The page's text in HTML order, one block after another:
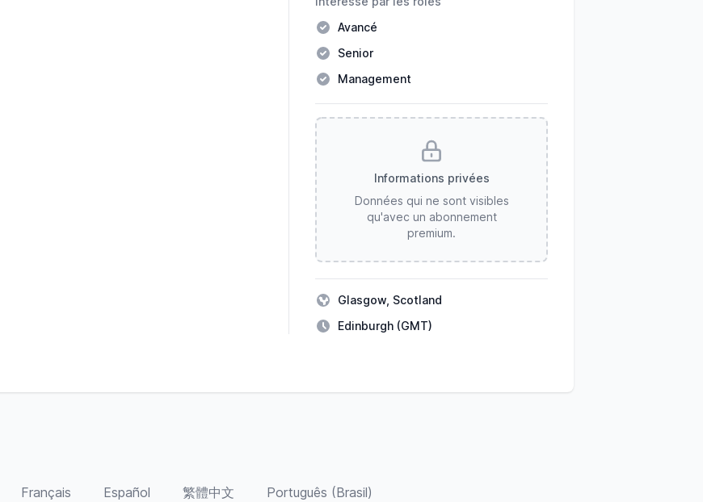
Avancé
Senior
Management
Informations privées
Données qui ne sont visibles
qu'avec un abonnement
premium.
Glasgow, Scotland
Edinburgh (GMT)
Français Español 繁體中文 Português (Brasil)